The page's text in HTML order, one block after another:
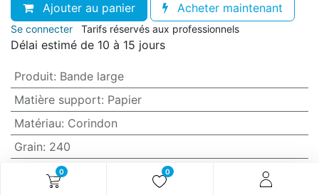
0 0
Ajouter au panier Acheter maintenant
Se connecter Tarifs réservés aux professionnels
Délai estimé de 10 à 15 jours
Produit: Bande large
Matière support: Papier
Matériau: Corindon
Grain: 240
Anti-encrassement
Non (standard)